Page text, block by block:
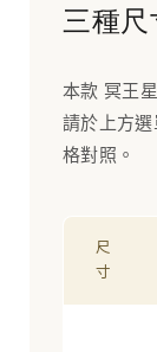
三種
本款 冥王
請於上方
格對照。
尺
寸